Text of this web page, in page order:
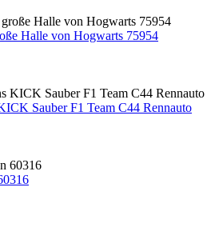
Halle von Hogwarts 75954
Sauber F1 Team C44 Rennauto